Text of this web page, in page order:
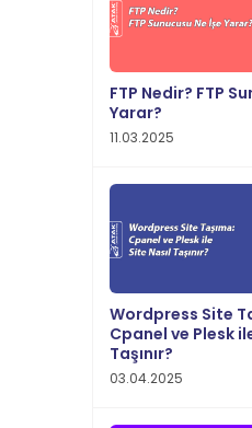
FTP Nedir? FTP
Yarar?
11.03.2025
Wordpress Site
Cpanel ve Plesk
Taşınır?
03.04.2025